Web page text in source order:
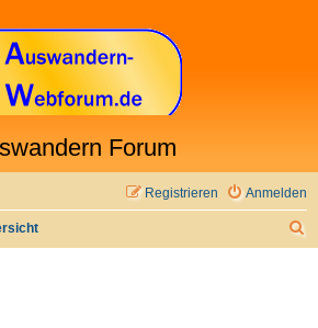
Forum
Anmelden
Registrieren